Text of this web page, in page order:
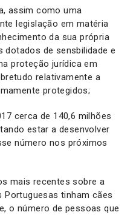
assim como uma
legislação em matéria
da sua própria
de sensbilidade e
proteção jurídica em
relativamente a
protegidos;
cerca de 140,6 milhões
estar a desenvolver
número nos próximos
mais recentes sobre a
Portuguesas tinham cães
o número de pessoas que